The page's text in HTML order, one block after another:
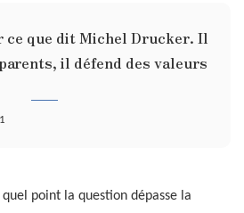
que dit Michel Drucker. Il
il défend des valeurs
point la question dépasse la